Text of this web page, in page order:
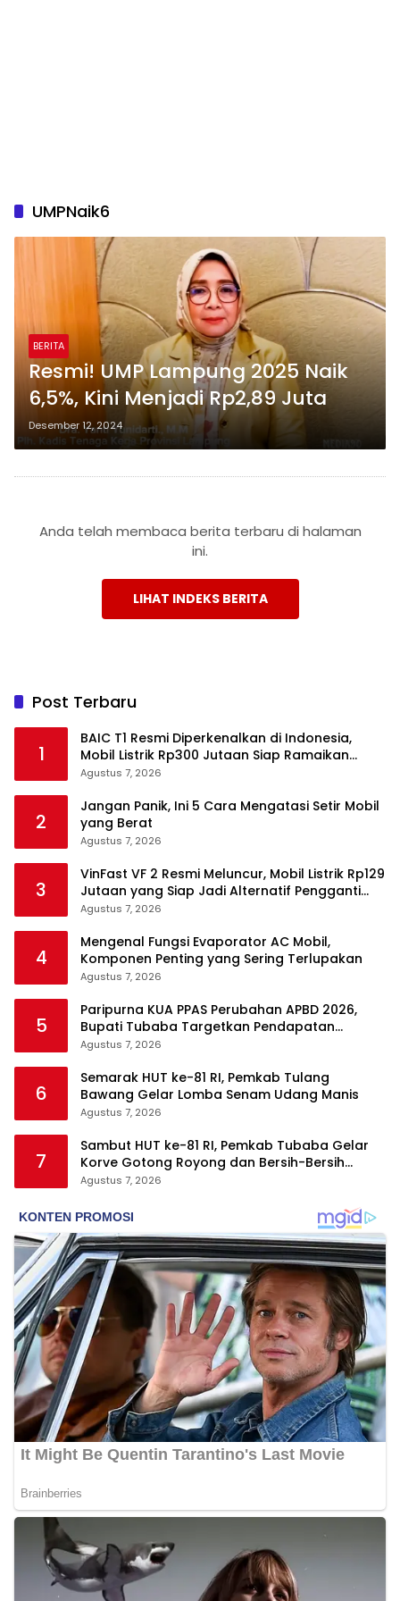
UMPNaik6
BERITA
Resmi! UMP Lampung 2025 Naik
6,5%, Kini Menjadi Rp2,89 Juta
Desember 12, 2024
Anda telah membaca berita terbaru di halaman
ini.
LIHAT INDEKS BERITA
Post Terbaru
1
BAIC T1 Resmi Diperkenalkan di Indonesia,
Mobil Listrik Rp300 Jutaan Siap Ramaikan
Pasar EV
Agustus 7, 2026
2
Jangan Panik, Ini 5 Cara Mengatasi Setir Mobil
yang Berat
Agustus 7, 2026
3
VinFast VF 2 Resmi Meluncur, Mobil Listrik Rp129
Jutaan yang Siap Jadi Alternatif Pengganti
Motor
Agustus 7, 2026
4
Mengenal Fungsi Evaporator AC Mobil,
Komponen Penting yang Sering Terlupakan
Agustus 7, 2026
5
Paripurna KUA PPAS Perubahan APBD 2026,
Bupati Tubaba Targetkan Pendapatan
Daerah Rp820,3 Miliar
Agustus 7, 2026
6
Semarak HUT ke-81 RI, Pemkab Tulang
Bawang Gelar Lomba Senam Udang Manis
Agustus 7, 2026
7
Sambut HUT ke-81 RI, Pemkab Tubaba Gelar
Korve Gotong Royong dan Bersih-Bersih
Serentak
Agustus 7, 2026